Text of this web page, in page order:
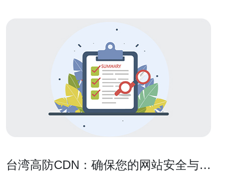
台湾高防CDN：确保您的网站安全与稳